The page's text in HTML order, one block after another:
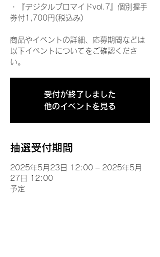
・『デジタルブロマイドvol.7』個別握手
券付1,700円(税込み)
商品やイベントの詳細、応募期間などは
以下イベントについてをご確認くださ
い。
受付が終了しました
他のイベントを見る
抽選受付期間
2025年5月23日 12:00 – 2025年5月
27日 12:00
予定